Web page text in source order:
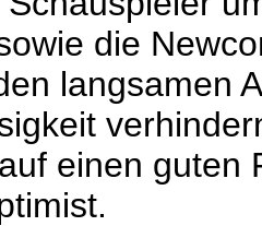
die
langsamen
einen guten